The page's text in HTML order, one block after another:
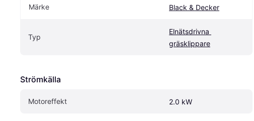
Märke Black & Decker
Typ
Elnätsdrivna
gräsklippare
Strömkälla
Motoreffekt 2.0 kW